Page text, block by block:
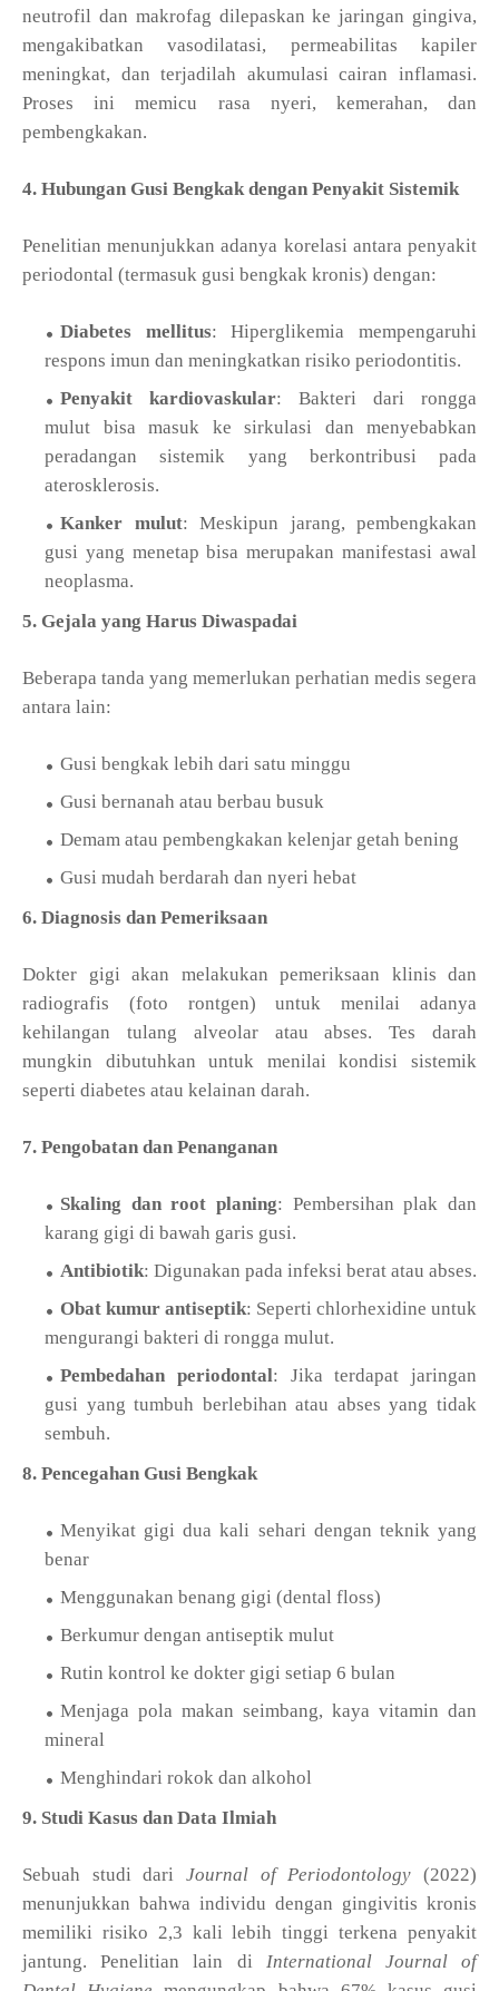
neutrofil dan makrofag dilepaskan ke jaringan gingiva,
mengakibatkan vasodilatasi, permeabilitas kapiler
meningkat, dan terjadilah akumulasi cairan inflamasi.
Proses ini memicu rasa nyeri, kemerahan, dan
pembengkakan.
4. Hubungan Gusi Bengkak dengan Penyakit Sistemik
Penelitian menunjukkan adanya korelasi antara penyakit
periodontal (termasuk gusi bengkak kronis) dengan:
Diabetes mellitus: Hiperglikemia mempengaruhi
respons imun dan meningkatkan risiko periodontitis.
Penyakit kardiovaskular: Bakteri dari rongga
mulut bisa masuk ke sirkulasi dan menyebabkan
peradangan sistemik yang berkontribusi pada
aterosklerosis.
Kanker mulut: Meskipun jarang, pembengkakan
gusi yang menetap bisa merupakan manifestasi awal
neoplasma.
5. Gejala yang Harus Diwaspadai
Beberapa tanda yang memerlukan perhatian medis segera
antara lain:
Gusi bengkak lebih dari satu minggu
Gusi bernanah atau berbau busuk
Demam atau pembengkakan kelenjar getah bening
Gusi mudah berdarah dan nyeri hebat
6. Diagnosis dan Pemeriksaan
Dokter gigi akan melakukan pemeriksaan klinis dan
radiografis (foto rontgen) untuk menilai adanya
kehilangan tulang alveolar atau abses. Tes darah
mungkin dibutuhkan untuk menilai kondisi sistemik
seperti diabetes atau kelainan darah.
7. Pengobatan dan Penanganan
Skaling dan root planing: Pembersihan plak dan
karang gigi di bawah garis gusi.
Antibiotik: Digunakan pada infeksi berat atau abses.
Obat kumur antiseptik: Seperti chlorhexidine untuk
mengurangi bakteri di rongga mulut.
Pembedahan periodontal: Jika terdapat jaringan
gusi yang tumbuh berlebihan atau abses yang tidak
sembuh.
8. Pencegahan Gusi Bengkak
Menyikat gigi dua kali sehari dengan teknik yang
benar
Menggunakan benang gigi (dental floss)
Berkumur dengan antiseptik mulut
Rutin kontrol ke dokter gigi setiap 6 bulan
Menjaga pola makan seimbang, kaya vitamin dan
mineral
Menghindari rokok dan alkohol
9. Studi Kasus dan Data Ilmiah
Sebuah studi dari Journal of Periodontology (2022)
menunjukkan bahwa individu dengan gingivitis kronis
memiliki risiko 2,3 kali lebih tinggi terkena penyakit
jantung. Penelitian lain di International Journal of